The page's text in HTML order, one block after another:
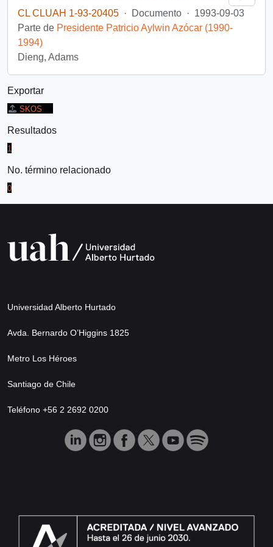
CL CLUAH 1-93-20405 · Documento · 1993-09-03
Parte de Presidente Patricio Aylwin Azócar (1990-
1994)
Dieng, Adams
Exportar
SKOS
Resultados
1
No. término relacionado
0
Universidad Alberto Hurtado
Avda. Bernardo O’Higgins 1825
Metro Los Héroes
Santiago de Chile
Teléfono +56 2 2692 0200